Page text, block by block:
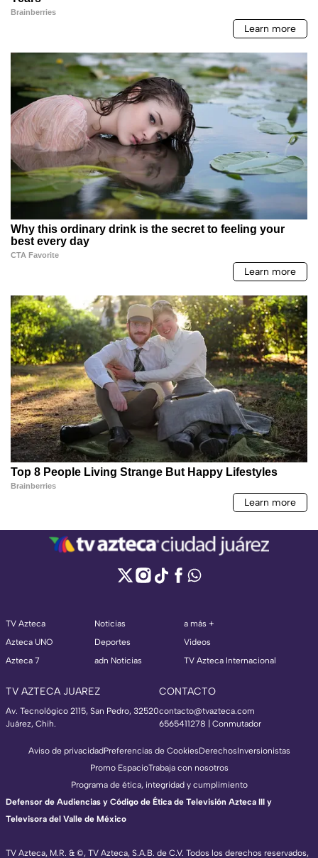
TV Azteca
Azteca UNO
Azteca 7
Noticias
Deportes
adn Noticias
a más +
Videos
TV Azteca Internacional
TV AZTECA JUAREZ
Av. Tecnológico 2115, San Pedro, 32520
Juárez, Chih.
CONTACTO
contacto@tvazteca.com
6565411278 | Conmutador
TV Azteca, M.R. & ©, TV Azteca, S.A.B. de C.V. Todos los derechos reservados,
Aviso de privacidadPreferencias de CookiesDerechosInversionistas
Promo EspacioTrabaja con nosotros
Programa de ética, integridad y cumplimiento
Defensor de Audiencias y Código de Ética de Televisión Azteca III y
Televisora del Valle de México